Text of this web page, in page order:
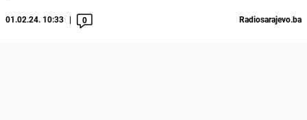
01.02.24. 10:33 0 Radiosarajevo.ba